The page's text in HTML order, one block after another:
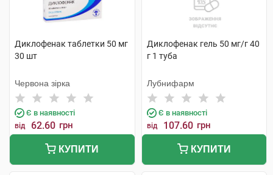
Диклофенак таблетки 50 мг
30 шт
Червона зірка
Є в наявності
від 62.60 грн
КУПИТИ
Диклофенак гель 50 мг/г 40
г 1 туба
Лубнифарм
Є в наявності
від 107.60 грн
КУПИТИ